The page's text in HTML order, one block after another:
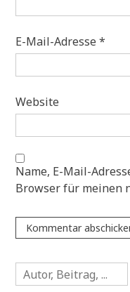
E-Mail-Adresse*
Website
Name, E-Mail-
Browser für meinen
Suchen